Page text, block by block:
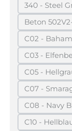
340 - Steel
Beton
C02 -
C03 -
C05 -
C07 -
C08 - Navy
C10 -